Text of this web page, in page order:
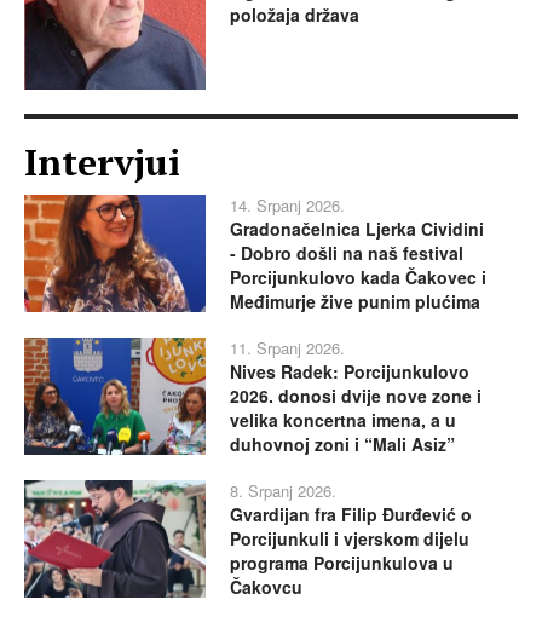
položaja država
Intervjui
14. Srpanj 2026.
Gradonačelnica Ljerka Cividini
- Dobro došli na naš festival
Porcijunkulovo kada Čakovec i
Međimurje žive punim plućima
11. Srpanj 2026.
Nives Radek: Porcijunkulovo
2026. donosi dvije nove zone i
velika koncertna imena, a u
duhovnoj zoni i “Mali Asiz”
8. Srpanj 2026.
Gvardijan fra Filip Đurđević o
Porcijunkuli i vjerskom dijelu
programa Porcijunkulova u
Čakovcu